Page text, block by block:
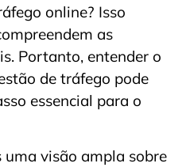
online? Isso
as
Portanto, entender o
de tráfego pode
essencial para o
visão ampla sobre